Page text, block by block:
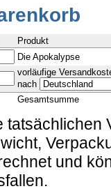
Produkt
Die Apokalypse
vorläufige
nach
Gesamtsumme
tatsächlichen
und